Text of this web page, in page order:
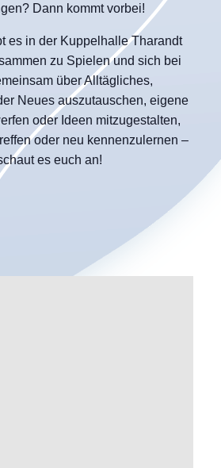
Dann kommt vorbei!
es in der Kuppelhalle Tharandt
zu Spielen und sich bei
über Alltägliches,
Neues auszutauschen, eigene
oder Ideen mitzugestalten,
oder neu kennenzulernen –
es euch an!